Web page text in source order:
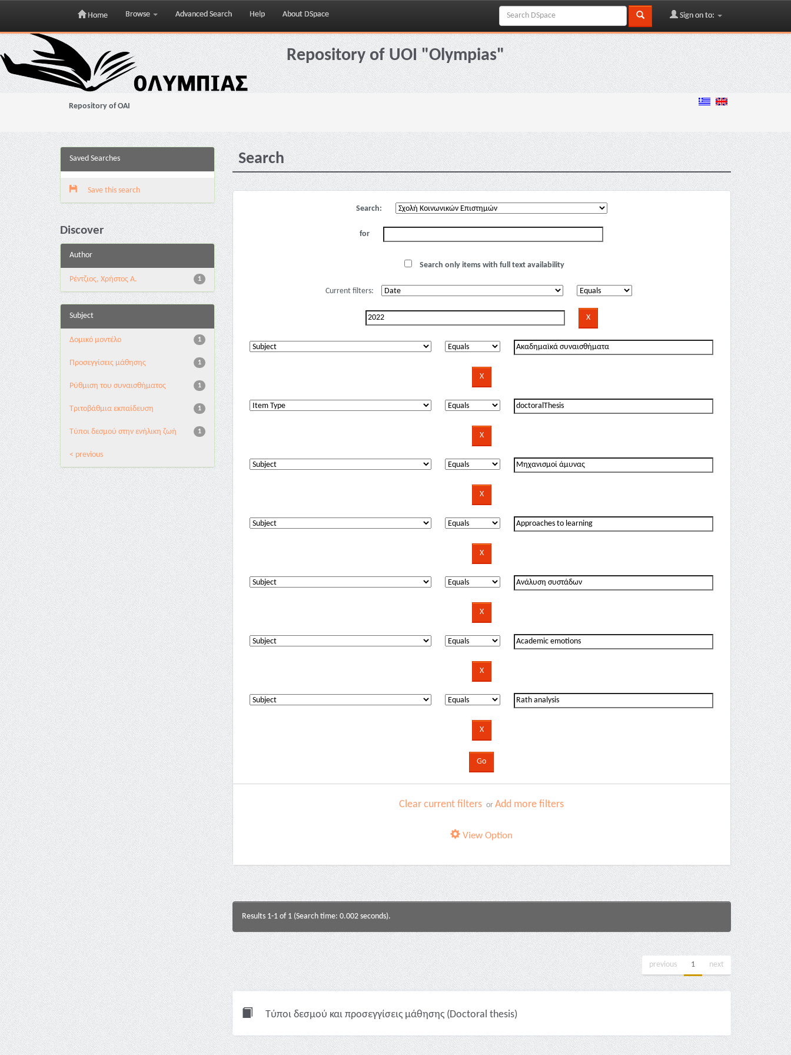
Skip
navigation
Home Browse Advanced Search Help About DSpace Sign on to:
Repository of UOI "Olympias"
Repository of OAI
Saved Searches
Save this search
Discover
Author
1
Ρέντζιος, Χρήστος Α.
Subject
1
Δομικό μοντέλο
1
Προσεγγίσεις μάθησης
1
Ρύθμιση του συναισθήματος
1
Τριτοβάθμια εκπαίδευση
1
Τύποι δεσμού στην ενήλικη ζωή
< previous
Search
Search:
for
Search only items with full text availability
Current filters:
Clear current filters orAdd more filters
View Option
Results 1-1 of 1 (Search time: 0.002 seconds).
previous 1 next
Τύποι δεσμού και προσεγγίσεις μάθησης (Doctoral thesis)